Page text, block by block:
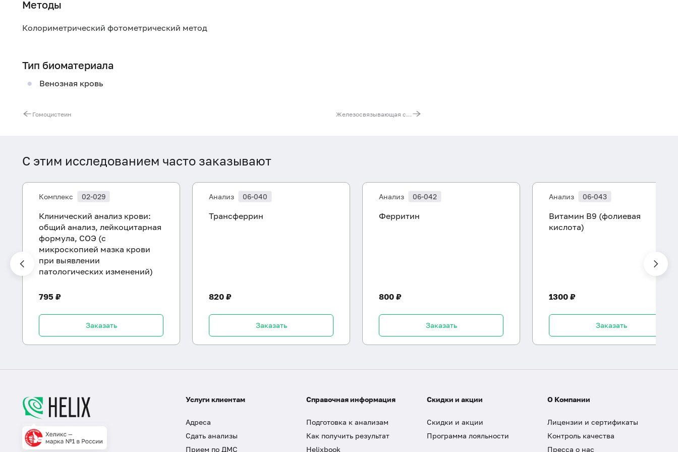
Методы
Колориметрический фотометрический метод
Тип биоматериала
Венозная кровь
Гомоцистеин Железосвязывающая способность сыворотки
С этим исследованием часто заказывают
Комплекс 02-029
Клинический анализ крови:
общий анализ, лейкоцитарная
формула, СОЭ (с
микроскопией мазка крови
при выявлении
патологических изменений)
795 ₽
Заказать
Анализ 06-040
Трансферрин
820 ₽
Заказать
Анализ 06-042
Ферритин
800 ₽
Заказать
Анализ 06-043
Витамин B9 (фолиевая
кислота)
1300 ₽
Заказать
Услуги клиентам
Адреса
Сдать анализы
Прием по ДМС
Справочная информация
Подготовка к анализам
Как получить результат
Helixbook
Скидки и акции
Скидки и акции
Программа лояльности
О Компании
Лицензии и сертификаты
Контроль качества
Пресса о нас